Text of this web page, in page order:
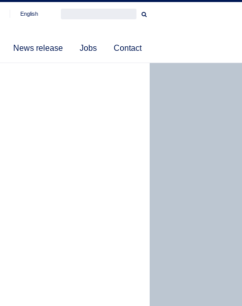
English
News release Jobs Contact